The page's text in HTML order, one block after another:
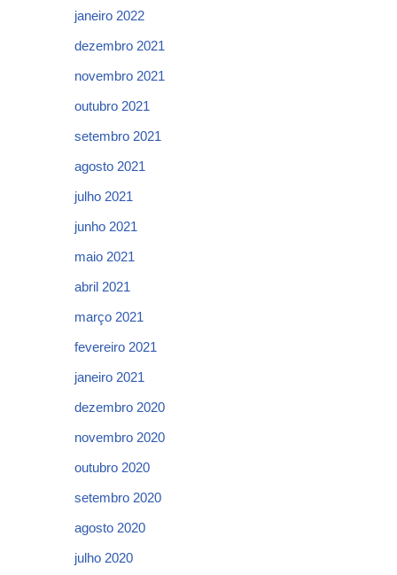
janeiro 2022
dezembro 2021
novembro 2021
outubro 2021
setembro 2021
agosto 2021
julho 2021
junho 2021
maio 2021
abril 2021
março 2021
fevereiro 2021
janeiro 2021
dezembro 2020
novembro 2020
outubro 2020
setembro 2020
agosto 2020
julho 2020